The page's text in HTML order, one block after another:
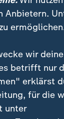
Anbietern.
wir
betrifft nur
erklärst
für die
unter